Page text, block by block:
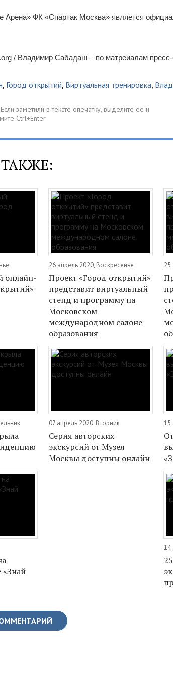
Арена» ФК «Спартак Москва» является
/ Владимир Сабадаш – по матреиалам
, Город открытий, Виртуальная тренировка,
онлайн-
26 апрель 2020, Воскресенье
Проект «Город открытий»
представит виртуальный
стенд и программу на
Московском
международном салоне
образования
25
07 апрель 2020, Вторник
Серия авторских
экскурсий от Музея
Москвы доступны онлайн
15
«Знай
14